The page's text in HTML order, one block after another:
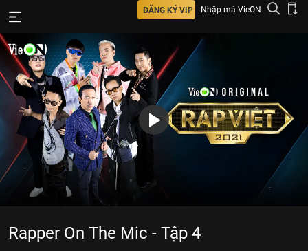
ĐĂNG KÝ VIP Nhập mã VieON
Rapper On The Mic - Tập 4